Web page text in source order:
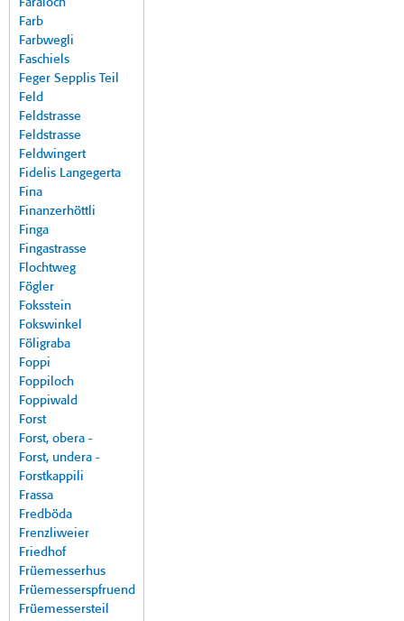
Faraloch
Farb
Farbwegli
Faschiels
Feger Sepplis Teil
Feld
Feldstrasse
Feldstrasse
Feldwingert
Fidelis Langegerta
Fina
Finanzerhöttli
Finga
Fingastrasse
Flochtweg
Fögler
Foksstein
Fokswinkel
Föligraba
Foppi
Foppiloch
Foppiwald
Forst
Forst, obera -
Forst, undera -
Forstkappili
Frassa
Fredböda
Frenzliweier
Friedhof
Früemesserhus
Früemesserspfruend
Früemessersteil